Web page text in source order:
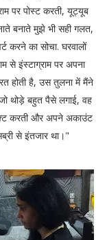
पर पोस्ट करती, यूट्यूब
बनाते मुझे भी सही गलत,
का सोचा. घरवालों
से इंस्टाग्राम पर अपना
होती है, उस तुलना में मैंने
थोड़े बहुत पैसे लगाई, वह
करती और अपने अकाउंट
से इंतजार था।"